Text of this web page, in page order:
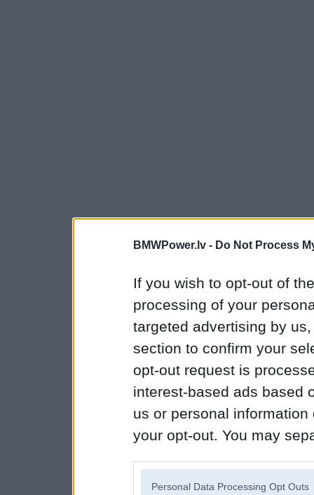
BMWPower.lv - Do Not Process
If you wish to opt-out of
processing of your
targeted advertising by
section to confirm your
opt-out request is
interest-based ads based
us or personal
your opt-out. You may
Personal Data Processing Opt Outs